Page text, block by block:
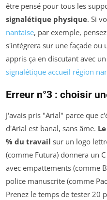
être pensé pour tous les
signalétique physique. Si
nantaise, par exemple,
s'intégrera sur une façade ou
appris ça en discutant avec
signalétique accueil région
Erreur n°3 : choisir
J'avais pris "Arial" parce que
d'Arial est banal, sans âme.
% du travail sur un logo
(comme Futura) donnera un
avec empattements (comme
police manuscrite (comme
Prenez le temps de tester 20